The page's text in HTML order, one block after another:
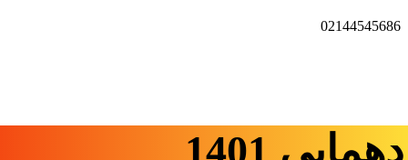
02144545686
1401